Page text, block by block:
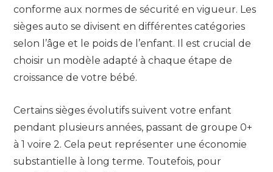
conforme aux normes de sécurité en vigueur. Les
sièges auto se divisent en différentes catégories
selon l’âge et le poids de l’enfant. Il est crucial de
choisir un modèle adapté à chaque étape de
croissance de votre bébé.
Certains sièges évolutifs suivent votre enfant
pendant plusieurs années, passant de groupe 0+
à 1 voire 2. Cela peut représenter une économie
substantielle à long terme. Toutefois, pour